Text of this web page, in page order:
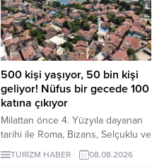
500 kişi yaşıyor, 50 bin kişi
geliyor! Nüfus bir gecede 100
katına çıkıyor
Milattan önce 4. Yüzyıla dayanan
tarihi ile Roma, Bizans, Selçuklu ve
Osmanlı dönemlerine ev sahipliği
yapan Antalya'nın turizm merkezi
TURİZM HABER 08.08.2026